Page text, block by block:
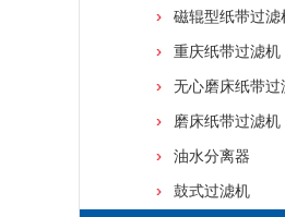
磁辊型纸带过滤
重庆纸带过滤机
无心磨床纸带过
磨床纸带过滤机
油水分离器
鼓式过滤机